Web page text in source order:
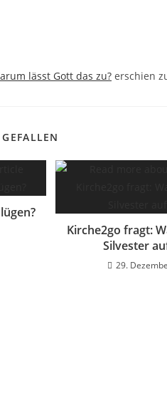
lässt Gott das zu? erschien
Kirche2go fragt:
Silvester
29.